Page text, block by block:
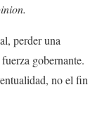
perder una
gobernante.
no el fin